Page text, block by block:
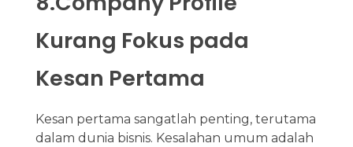
Kurang Fokus pada
Kesan Pertama
Kesan pertama sangatlah penting, terutama
dalam dunia bisnis. Kesalahan umum adalah